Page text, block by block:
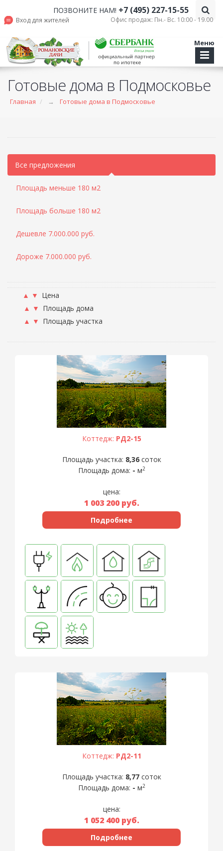
Офис продаж: Пн.- Вс. 10:00 - 19.00
Вход для жителей
ПОЗВОНИТЕ НАМ! +7 (495) 227-15-55
Меню
Готовые дома в Подмосковье
Главная → Готовые дома в Подмосковье
Все предложения
Площадь меньше 180 м2
Площадь больше 180 м2
Дешевле 7.000.000 руб.
Дороже 7.000.000 руб.
Цена
▲ ▼
Площадь дома
▲ ▼
Площадь участка
▲ ▼
Коттедж: РД2-15
Площадь участка: 8,36соток
Площадь дома: - м2
цена:
1 003 200руб.
Подробнее
Коттедж: РД2-11
Площадь участка: 8,77соток
Площадь дома: - м2
цена:
1 052 400руб.
Подробнее